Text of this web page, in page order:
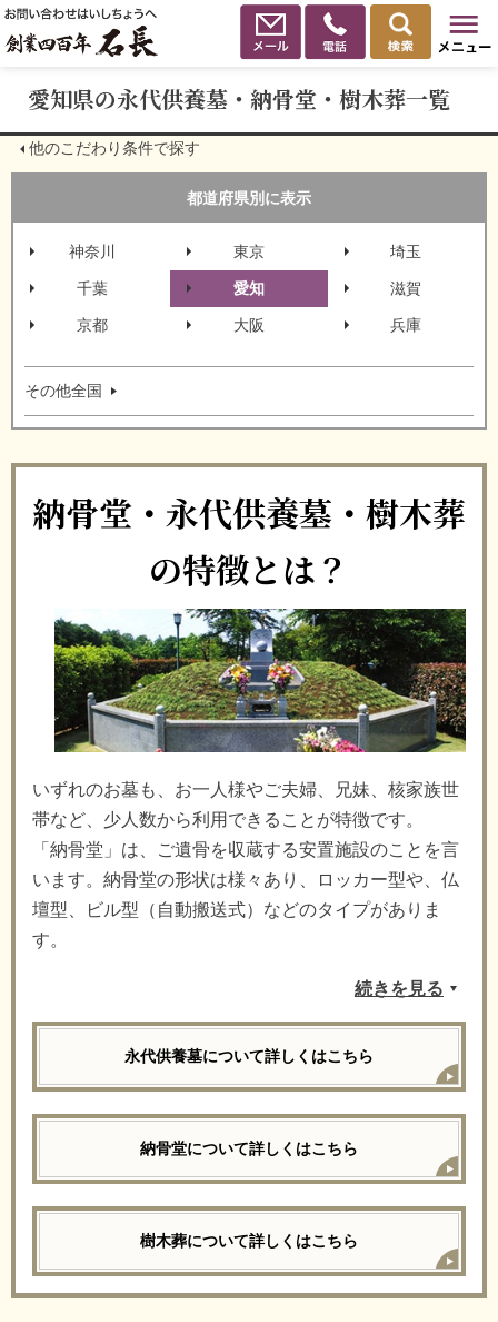
愛知県の永代供養墓・納骨堂・樹木葬一覧
他のこだわり条件で探す
都道府県別に表示
神奈川 東京 埼玉
千葉 愛知 滋賀
京都 大阪 兵庫
その他全国
納骨堂・永代供養墓・樹木葬
の特徴とは？
いずれのお墓も、お一人様やご夫婦、兄妹、核家族世
帯など、少人数から利用できることが特徴です。
「納骨堂」は、ご遺骨を収蔵する安置施設のことを言
います。納骨堂の形状は様々あり、ロッカー型や、仏
壇型、ビル型（自動搬送式）などのタイプがありま
す。
続きを見る
永代供養墓について詳しくはこちら
納骨堂について詳しくはこちら
樹木葬について詳しくはこちら